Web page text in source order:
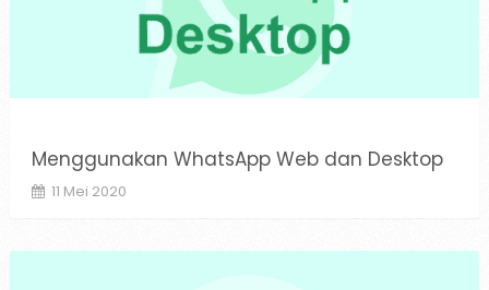
Menggunakan WhatsApp Web dan Desktop
11 Mei 2020